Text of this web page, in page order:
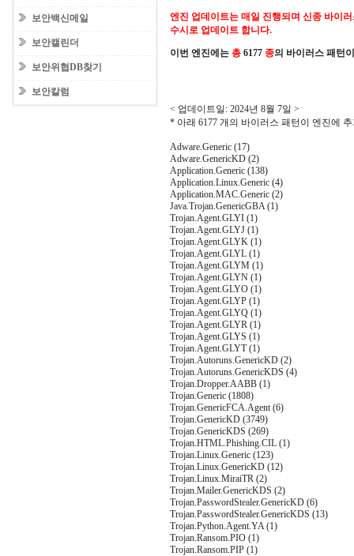
보안백신메일
보안캘린더
보안위협DB찾기
보안칼럼
엔진 업데이트는 매일 진행되며 신종 바이
수시로 업데이트 합니다.
이번 엔진에는 총 6177 종의 바이러스 패턴
< 업데이트일: 2024년 8월 7일 >
* 아래 6177 개의 바이러스 패턴이 엔진에
Adware.Generic (17)
Adware.GenericKD (2)
Application.Generic (138)
Application.Linux.Generic (4)
Application.MAC.Generic (2)
Java.Trojan.GenericGBA (1)
Trojan.Agent.GLYI (1)
Trojan.Agent.GLYJ (1)
Trojan.Agent.GLYK (1)
Trojan.Agent.GLYL (1)
Trojan.Agent.GLYM (1)
Trojan.Agent.GLYN (1)
Trojan.Agent.GLYO (1)
Trojan.Agent.GLYP (1)
Trojan.Agent.GLYQ (1)
Trojan.Agent.GLYR (1)
Trojan.Agent.GLYS (1)
Trojan.Agent.GLYT (1)
Trojan.Autoruns.GenericKD (2)
Trojan.Autoruns.GenericKDS (4)
Trojan.Dropper.AABB (1)
Trojan.Generic (1808)
Trojan.GenericFCA.Agent (6)
Trojan.GenericKD (3749)
Trojan.GenericKDS (269)
Trojan.HTML.Phishing.CIL (1)
Trojan.Linux.Generic (123)
Trojan.Linux.GenericKD (12)
Trojan.Linux.MiraiTR (2)
Trojan.Mailer.GenericKDS (2)
Trojan.PasswordStealer.GenericKD (6)
Trojan.PasswordStealer.GenericKDS (13)
Trojan.Python.Agent.YA (1)
Trojan.Ransom.PIO (1)
Trojan.Ransom.PIP (1)